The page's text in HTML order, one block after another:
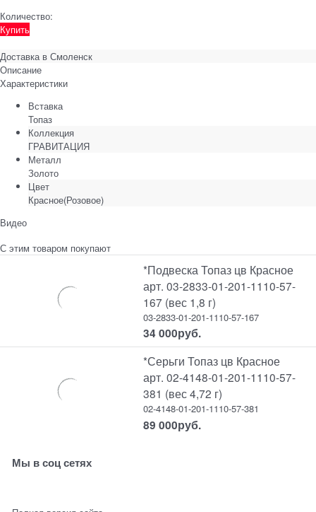
Количество:
Купить
Доставка в Смоленск
Описание
Характеристики
Вставка
Топаз
Коллекция
ГРАВИТАЦИЯ
Металл
Золото
Цвет
Красное(Розовое)
Видео
С этим товаром покупают
*Подвеска Топаз цв Красное
арт. 03-2833-01-201-1110-57-
167 (вес 1,8 г)
03-2833-01-201-1110-57-167
34 000руб.
*Серьги Топаз цв Красное
арт. 02-4148-01-201-1110-57-
381 (вес 4,72 г)
02-4148-01-201-1110-57-381
89 000руб.
Мы в соц сетях